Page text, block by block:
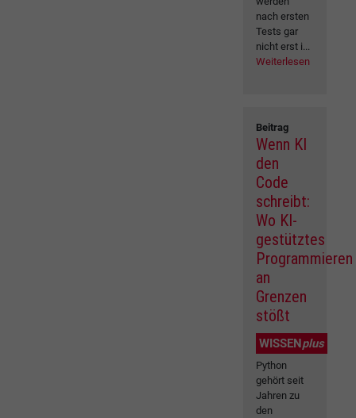
nach ersten
Tests gar
nicht erst i...
Weiterlesen
Beitrag
Wenn KI
den
Code
schreibt:
Wo KI-
gestütztes
Programmieren
an
Grenzen
stößt
WISSENplus
Python
gehört seit
Jahren zu
den